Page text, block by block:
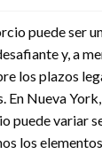
puede ser
y, a
los plazos
En Nueva
puede variar
los